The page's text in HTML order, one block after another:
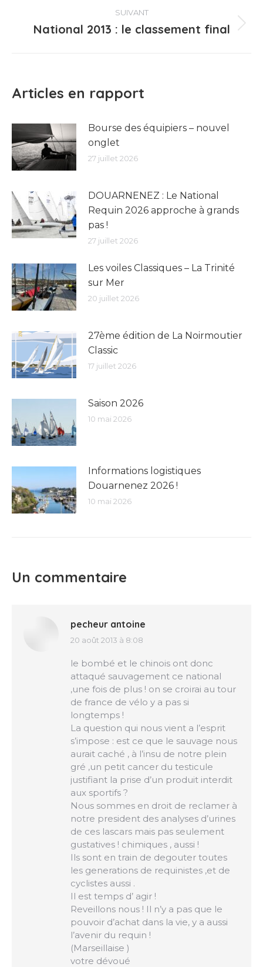
:
SUIVANT
Article
National 2013 : le classement final
Articles en rapport
Bourse des équipiers – nouvel
onglet
27 juillet 2026
DOUARNENEZ : Le National
Requin 2026 approche à grands
pas !
27 juillet 2026
Les voiles Classiques – La Trinité
sur Mer
20 juillet 2026
27ème édition de La Noirmoutier
Classic
17 juillet 2026
Saison 2026
10 mai 2026
Informations logistiques
Douarnenez 2026 !
10 mai 2026
Un commentaire
pecheur antoine
dit
20 août 2013 à 8:08
le bombé et le chinois ont donc
attaqué sauvagement ce national
,une fois de plus ! on se croirai au tour
de france de vélo y a pas si
longtemps !
La question qui nous vient a l’esprit
s’impose : est ce que le sauvage nous
aurait caché , à l’insu de notre plein
gré ,un petit cancer du testicule
justifiant la prise d’un produit interdit
aux sportifs ?
Nous sommes en droit de reclamer à
notre president des analyses d’urines
de ces lascars mais pas seulement
gustatives ! chimiques , aussi !
Ils sont en train de degouter toutes
les generations de requinistes ,et de
cyclistes aussi .
Il est temps d’ agir !
Reveillons nous ! Il n’y a pas que le
pouvoir d’achat dans la vie, y a aussi
l’avenir du requin !
(Marseillaise )
votre dévoué